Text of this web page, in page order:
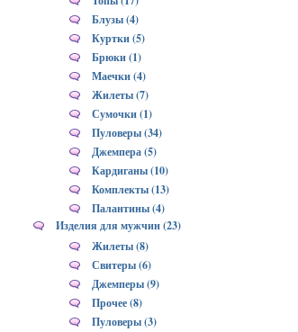
Блузы (4)
Куртки (5)
Брюки (1)
Маечки (4)
Жилеты (7)
Сумочки (1)
Пуловеры (34)
Джемпера (5)
Кардиганы (10)
Комплекты (13)
Палантины (4)
Изделия для мужчин (23)
Жилеты (8)
Свитеры (6)
Джемперы (9)
Прочее (8)
Пуловеры (3)